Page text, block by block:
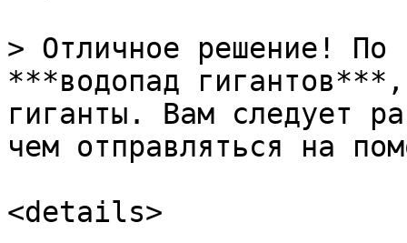
> Отличное решение! По
***водопад
гиганты. Вам следует
чем отправляться на
<details>